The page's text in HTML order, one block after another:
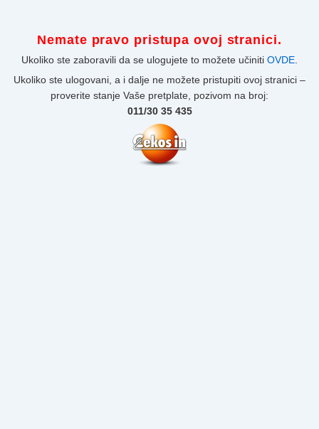
Nemate pravo pristupa ovoj stranici.
Ukoliko ste zaboravili da se ulogujete to možete učiniti OVDE
Ukoliko ste ulogovani, a i dalje ne možete pristupiti ovoj stranici –
proverite stanje Vaše pretplate, pozivom na broj:
011/30 35 435